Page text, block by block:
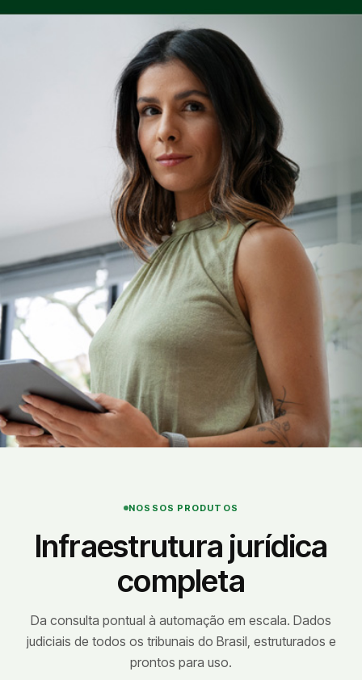
NOSSOS PRODUTOS
Infraestrutura jurídica
completa
Da consulta pontual à automação em escala. Dados
judiciais de todos os tribunais do Brasil, estruturados e
prontos para uso.